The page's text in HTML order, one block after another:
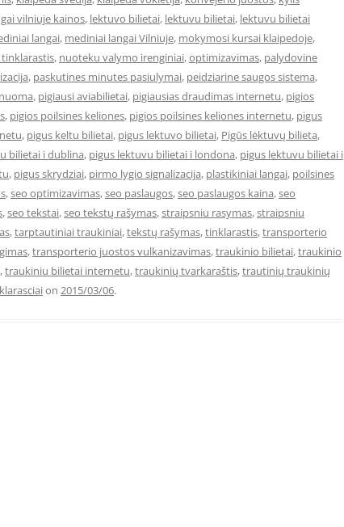
vilniuje kainos, lektuvo bilietai, lektuvu bilietai, lektuvu bilietai
langai, mediniai langai Vilniuje, mokymosi kursai klaipedoje,
, nuoteku valymo irenginiai,optimizavimas, palydovine
, paskutines minutes pasiulymai, peidziarine saugos sistema,
, pigiausi aviabilietai, pigiausias draudimas internetu, pigios
, pigios poilsines keliones, pigios poilsines keliones internetu, pigus
, pigus keltu bilietai, pigus lektuvo bilietai, Pigūs lėktuvų bilieta,
bilietai i dublina, pigus lektuvu bilietai i londona, pigus lektuvu bilietai i
, pigus skrydziai, pirmo lygio signalizacija, plastikiniai langai, poilsines
,seo optimizavimas,seo paslaugos,seo paslaugos kaina,seo
,seo tekstai,seo tekstų rašymas,straipsniu rasymas,straipsniu
,tarptautiniai traukiniai,tekstų rašymas,tinklarastis,transporterio
,transporterio juostos vulkanizavimas,traukinio bilietai,traukinio
,traukiniu bilietai internetu,traukinių tvarkaraštis,trautinių traukinių
on 2015/03/06.